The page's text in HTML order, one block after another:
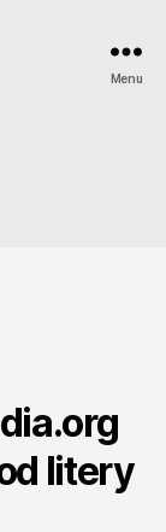
Menu
litery